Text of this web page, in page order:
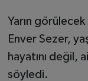
Yarın
Enver Sezer,
hayatını değil,
söyledi.